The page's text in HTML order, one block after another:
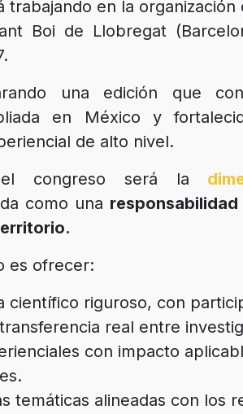
trabajando en la
Boi de Llobregat
una edición que
en México y
de alto nivel.
congreso será la
como una
es ofrecer:
científico riguroso, con
real entre
con impacto
temáticas alineadas con los